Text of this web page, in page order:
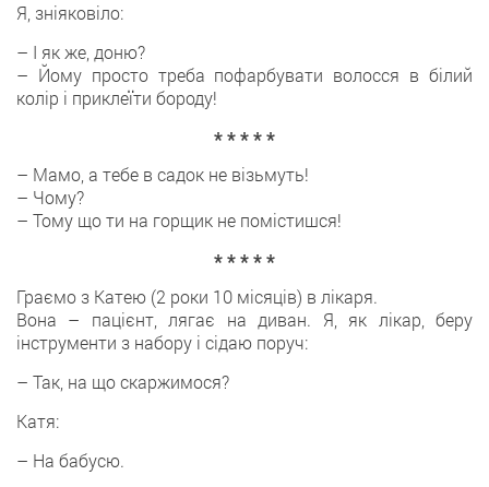
Я, зніяковіло:
– І як же, доню?
– Йому просто треба пофарбувати волосся в білий
колір і приклеїти бороду!
* * * * *
– Мамо, а тебе в садок не візьмуть!
– Чому?
– Тому що ти на горщик не помістишся!
* * * * *
Граємо з Катею (2 роки 10 місяців) в лікаря.
Вона – пацієнт, лягає на диван. Я, як лікар, беру
інструменти з набору і сідаю поруч:
– Так, на що скаржимося?
Катя:
– На бабусю.